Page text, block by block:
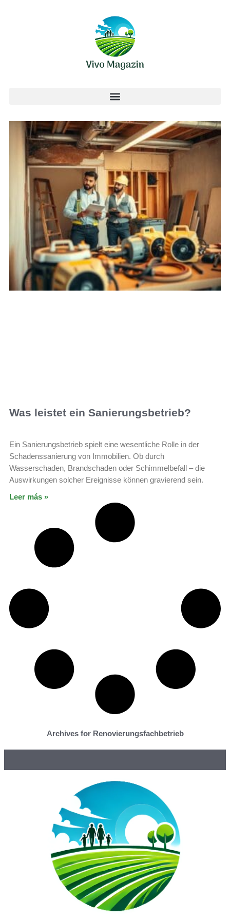
Was leistet ein Sanierungsbetrieb?
Ein Sanierungsbetrieb spielt eine wesentliche Rolle in der
Schadenssanierung von Immobilien. Ob durch
Wasserschaden, Brandschaden oder Schimmelbefall – die
Auswirkungen solcher Ereignisse können gravierend sein.
Leer más »
Archives for Renovierungsfachbetrieb